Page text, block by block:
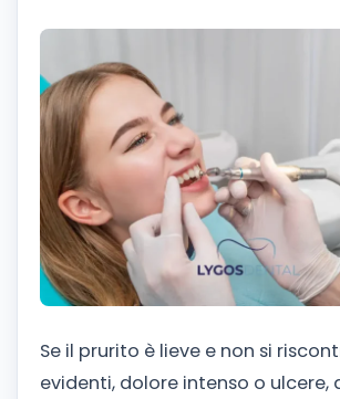
Se il prurito è lieve e non si
evidenti, dolore intenso o ulcere,